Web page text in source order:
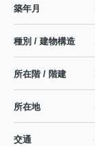
築年月
種別 / 建物構造
所在階 / 階建
所在地
交通